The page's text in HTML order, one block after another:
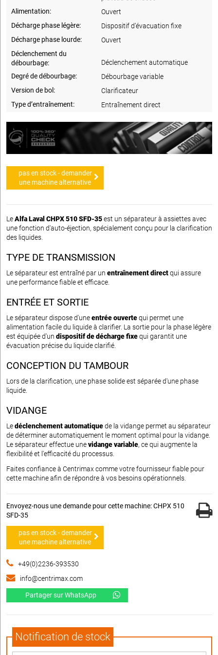
Alimentation:
Ouvert
Décharge phase légère:
Dispositif d’évacuation fixe
Décharge phase lourde:
Ouvert
Déclenchement du
débourbage:
Déclenchement automatique
Degré de débourbage:
Débourbage variable
Version de bol:
Clarificateur
Type d’entraînement:
Entraînement direct
pas en stock - demander
une machine alternative
LeAlfa Laval CHPX 510 SFD-35est un séparateur à assiettes avec
une fonction d'auto-éjection, spécialement conçu pour la clarification
des liquides.
TYPE DE TRANSMISSION
Le séparateur est entraîné par un entraînement directqui assure
une performance fiable et efficace.
ENTRÉE ET SORTIE
Le séparateur dispose d'uneentrée ouvertequi permet une
alimentation facile du liquide à clarifier. La sortie pour la phase légère
est équipée d'un dispositif de décharge fixequi garantit une
évacuation précise du liquide clarifié.
CONCEPTION DU TAMBOUR
Lors de la clarification, une phase solide est séparée d'une phase
liquide.
VIDANGE
Ledéclenchement automatiquede la vidange permet au séparateur
de déterminer automatiquement le moment optimal pour la vidange.
Le séparateur effectue unevidange variable, ce qui augmente la
flexibilité et l'efficacité du processus.
Faites confiance à Centrimax comme votre fournisseur fiable pour
cette machine afin de répondre à vos besoins opérationnels.
Envoyez-nous une demande pour cette machine: CHPX 510
SFD-35
pas en stock - demander
une machine alternative
+49(0)2236-393530
info@centrimax.com
Partager sur WhatsApp
Notification de stock